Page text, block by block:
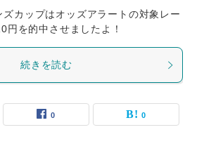
カップはオッズアラートの対象レー
円を的中させましたよ！
続きを読む
0 0